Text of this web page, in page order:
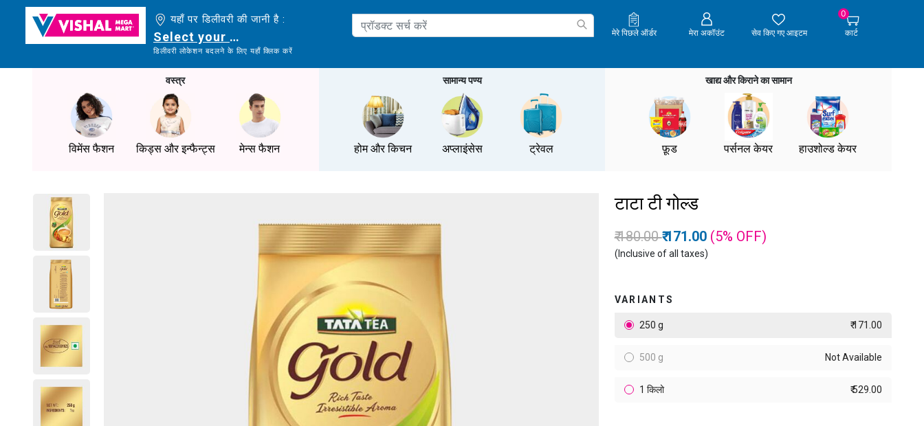
यहाँ पर डिलीवरी की जानी है :
Select your delivery location
डिलीवरी लोकेशन बदलने के लिए यहाँ क्लिक करें
मेरे पिछले ऑर्डर मेरा अकॉउंट सेव किए गए आइटम
0
कार्ट
वस्त्र
विमेंस फैशन किड्स और इन्फैन्ट्स मेन्स फैशन
सामान्य पण्य
होम और किचन अप्लाइंसेस ट्रेवल
खाद्य और किराने का सामान
फ़ूड पर्सनल केयर हाउशोल्ड केयर
टाटा टी गोल्ड
Price reduced from
₹ 180.00to
₹ 171.00 (5% OFF)
(Inclusive of all taxes)
VARIANTS
250 g ₹ 171.00
500 g Not Available
1 किलो ₹ 529.00